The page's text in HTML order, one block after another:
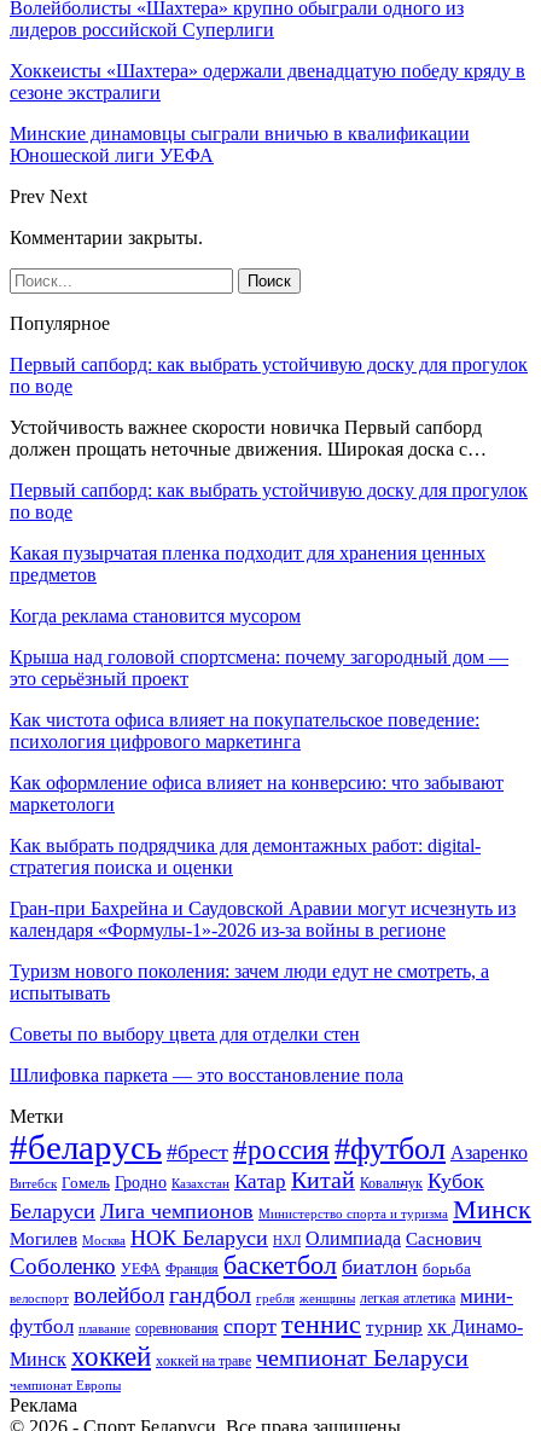
Волейболисты «Шахтера» крупно обыграли одного из
лидеров российской Суперлиги
Хоккеисты «Шахтера» одержали двенадцатую победу кряду в
сезоне экстралиги
Минские динамовцы сыграли вничью в квалификации
Юношеской лиги УЕФА
Prev Next
Комментарии закрыты.
Популярное
Первый сапборд: как выбрать устойчивую доску для прогулок
по воде
Устойчивость важнее скорости новичка Первый сапборд
должен прощать неточные движения. Широкая доска с…
Первый сапборд: как выбрать устойчивую доску для прогулок
по воде
Какая пузырчатая пленка подходит для хранения ценных
предметов
Когда реклама становится мусором
Крыша над головой спортсмена: почему загородный дом —
это серьёзный проект
Как чистота офиса влияет на покупательское поведение:
психология цифрового маркетинга
Как оформление офиса влияет на конверсию: что забывают
маркетологи
Как выбрать подрядчика для демонтажных работ: digital-
стратегия поиска и оценки
Гран-при Бахрейна и Саудовской Аравии могут исчезнуть из
календаря «Формулы-1»-2026 из-за войны в регионе
Туризм нового поколения: зачем люди едут не смотреть, а
испытывать
Советы по выбору цвета для отделки стен
Шлифовка паркета — это восстановление пола
Метки
#беларусь #брест #россия#футбол Азаренко
Витебск Гомель Гродно Казахстан Катар Китай Ковальчук Кубок
Беларуси Лига чемпионов Министерство спорта и туризма Минск
Могилев Москва НОК Беларуси НХЛ Олимпиада Саснович
Соболенко УЕФА Франция баскетбол биатлон борьба
велоспорт волейболгандбол гребля женщины легкая атлетика мини-
футбол плавание соревнования спорт теннис турнир хк Динамо-
Минск хоккей хоккей на траве чемпионат Беларуси
чемпионат Европы
Реклама
© 2026 - Спорт Беларуси. Все права защищены.